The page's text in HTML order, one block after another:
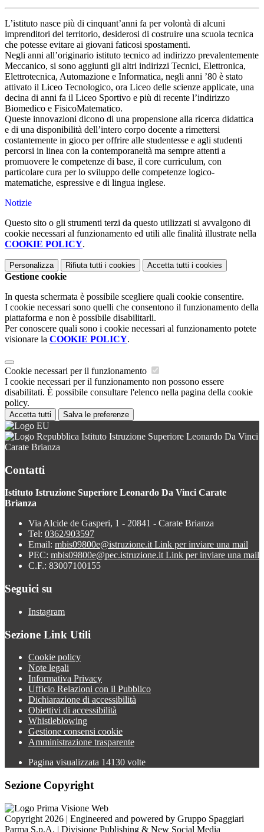
L’istituto nasce più di cinquant’anni fa per volontà di alcuni
imprenditori del territorio, desiderosi di costruire una scuola tecnica
che potesse evitare ai giovani faticosi spostamenti.
Negli anni all’originario istituto tecnico ad indirizzo prevalentemente
Meccanico, si sono aggiunti gli altri indirizzi Tecnici, Elettronica,
Elettrotecnica, Automazione e Informatica, negli anni ’80 è stato
attivato il Liceo Tecnologico, ora Liceo delle scienze applicate, una
decina di anni fa il Liceo Sportivo e più di recente l’indirizzo
Biomedico e FisicoMatematico.
Queste innovazioni dicono di una propensione alla ricerca didattica
e di una disponibilità dell’intero corpo docente a rimettersi
costantemente in gioco per offrire alle studentesse e agli studenti
percorsi in linea con la contemporaneità ma sempre attenti a
promuovere le competenze di base, il core curriculum, con
particolare cura per lo sviluppo delle competenze logico-
matematiche, espressive e di lingua inglese.
Notizie
Questo sito o gli strumenti terzi da questo utilizzati si avvalgono di
cookie necessari al funzionamento ed utili alle finalità illustrate nella
COOKIE POLICY.
Personalizza Rifiuta tutti i cookies Accetta tutti i cookies
Gestione cookie
In questa schermata è possibile scegliere quali cookie consentire.
I cookie necessari sono quelli che consentono il funzionamento della
piattaforma e non è possibile disabilitarli.
Per conoscere quali sono i cookie necessari al funzionamento potete
visionare la COOKIE POLICY.
Cookie necessari per il funzionamento
I cookie necessari per il funzionamento non possono essere
disabilitati. È possibile consultare l'elenco nella pagina della cookie
policy.
Accetta tutti Salva le preferenze
Istituto Istruzione Superiore Leonardo Da Vinci
Carate Brianza
Contatti
Istituto Istruzione Superiore Leonardo Da Vinci Carate
Brianza
Via Alcide de Gasperi, 1 - 20841 - Carate Brianza
Tel: 0362/903597
Email: mbis09800e@istruzione.it Link per inviare una mail
PEC: mbis09800e@pec.istruzione.it Link per inviare una mail
C.F.: 83007100155
Seguici su
Instagram
Sezione Link Utili
Cookie policy
Note legali
Informativa Privacy
Ufficio Relazioni con il Pubblico
Dichiarazione di accessibilità
Obiettivi di accessibilità
Whistleblowing
Gestione consensi cookie
Amministrazione trasparente
Pagina visualizzata 14130 volte
Sezione Copyright
Copyright 2026 | Engineered and powered by Gruppo Spaggiari
Parma S.p.A. | Divisione Publishing & New Social Media